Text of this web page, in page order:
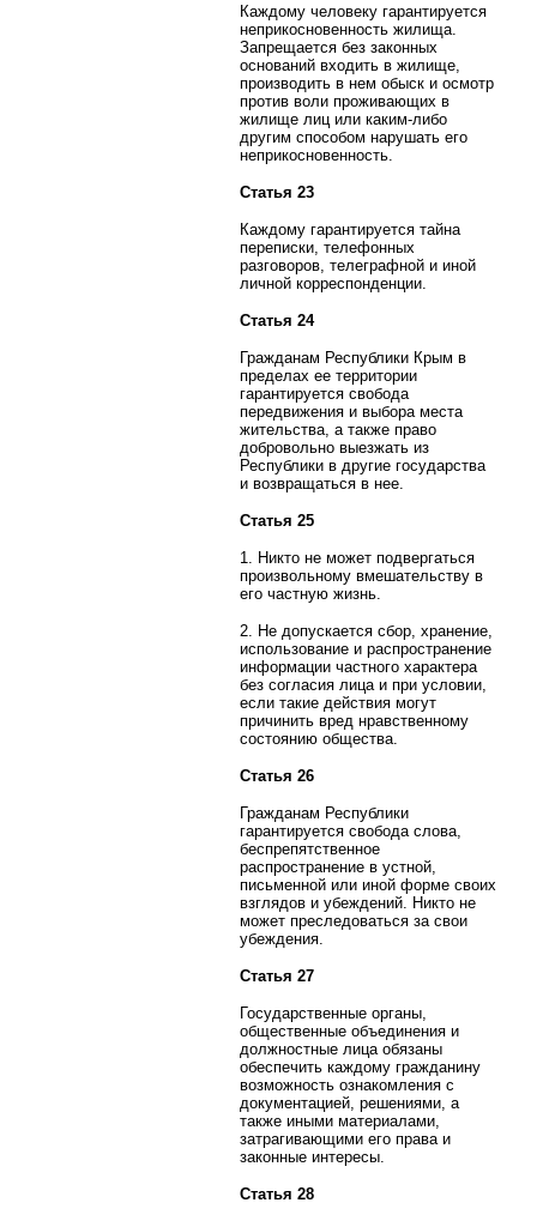
Каждому человеку гарантируется
неприкосновенность жилища.
Запрещается без законных
оснований входить в жилище,
производить в нем обыск и осмотр
против воли проживающих в
жилище лиц или каким-либо
другим способом нарушать его
неприкосновенность.
Статья 23
Каждому гарантируется тайна
переписки, телефонных
разговоров, телеграфной и иной
личной корреспонденции.
Статья 24
Гражданам Республики Крым в
пределах ее территории
гарантируется свобода
передвижения и выбора места
жительства, а также право
добровольно выезжать из
Республики в другие государства
и возвращаться в нее.
Статья 25
1. Никто не может подвергаться
произвольному вмешательству в
его частную жизнь.
2. Не допускается сбор, хранение,
использование и распространение
информации частного характера
без согласия лица и при условии,
если такие действия могут
причинить вред нравственному
состоянию общества.
Статья 26
Гражданам Республики
гарантируется свобода слова,
беспрепятственное
распространение в устной,
письменной или иной форме своих
взглядов и убеждений. Никто не
может преследоваться за свои
убеждения.
Статья 27
Государственные органы,
общественные объединения и
должностные лица обязаны
обеспечить каждому гражданину
возможность ознакомления с
документацией, решениями, а
также иными материалами,
затрагивающими его права и
законные интересы.
Статья 28